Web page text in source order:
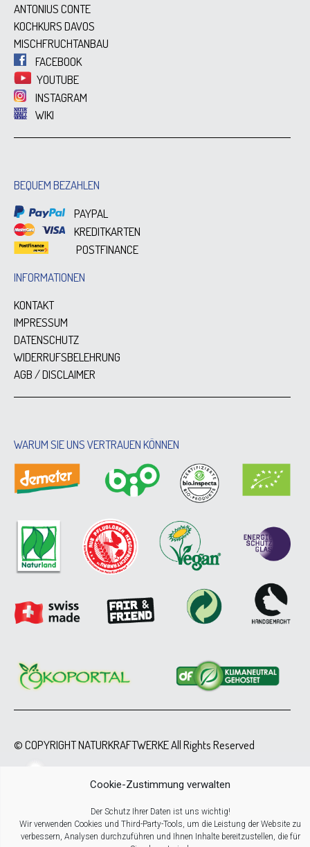
Cookie-Zustimmung verwalten
Der Schutz Ihrer Daten ist uns wichtig!
Wir verwenden Cookies und Third-Party-Tools, um die Leistung der Website zu
verbessern, Analysen durchzuführen und Ihnen Inhalte bereitzustellen, die für
ANTONIUS CONTE
KOCHKURS DAVOS
MISCHFRUCHTANBAU
FACEBOOK
YOUTUBE
INSTAGRAM
WIKI
BEQUEM BEZAHLEN
PAYPAL
KREDITKARTEN
POSTFINANCE
INFORMATIONEN
KONTAKT
IMPRESSUM
DATENSCHUTZ
WIDERRUFSBELEHRUNG
AGB / DISCLAIMER
WARUM SIE UNS VERTRAUEN KÖNNEN
© COPYRIGHT NATURKRAFTWERKE All Rights Reserved